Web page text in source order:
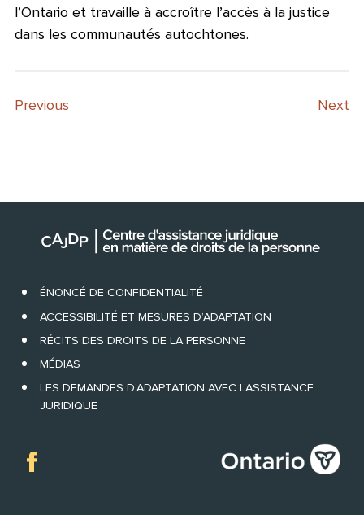
l’Ontario et travaille à accroître l’accès à la justice
dans les communautés autochtones.
Previous Next
ÉNONCÉ DE CONFIDENTIALITÉ
ACCESSIBILITÉ ET MESURES D’ADAPTATION
RÉCITS DES DROITS DE LA PERSONNE
MÉDIAS
LES DEMANDES D’ADAPTATION AVEC L’ASSISTANCE
JURIDIQUE
Facebook